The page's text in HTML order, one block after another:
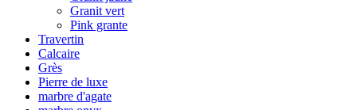
Granit vert
Pink grante
Travertin
Calcaire
Grès
Pierre de luxe
marbre d'agate